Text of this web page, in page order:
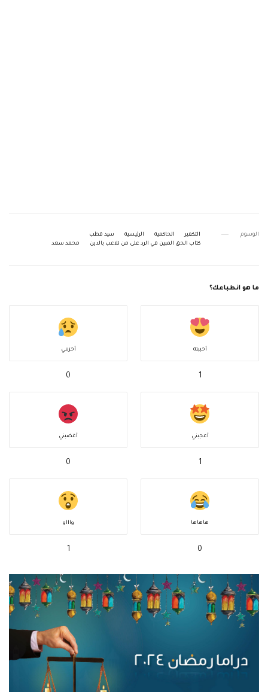
الوسوم التكفير الحاكمية الرئيسية
سيد قطب
كتاب الحق المبين في الرد على من تلاعب بالدين
محمد سعد
ما هو انطباعك؟
أحببته
1
أحزنني
0
أعجبني
1
أغضبني
0
هاهاها
0
واااو
1